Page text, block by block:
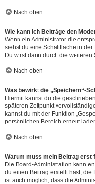
Nach oben
Wie kann ich Beiträge den
Wenn ein Administrator die
siehst du eine Schaltfläche in
Du wirst dann durch die weiteren
Nach oben
Was bewirkt die „Speichern“-
Hiermit kannst du die
späteren Zeitpunkt
kannst du mit der Funktion
persönlichen Bereich erneut
Nach oben
Warum muss mein Beitrag erst
Die Board-Administration kann
du einen Beitrag erstellt hast, die
ist auch möglich, dass die